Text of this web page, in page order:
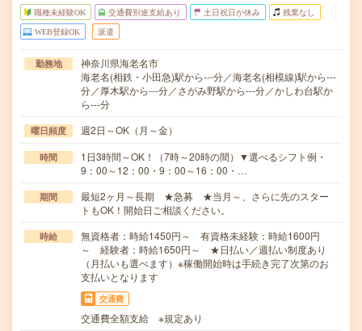
職種未経験OK 交通費別途支給あり 土日祝日が休み 残業なし
WEB登録OK 派遣
勤務地
神奈川県海老名市
海老名(相鉄・小田急)駅から---分／海老名(相模線)駅から---
分／厚木駅から---分／さがみ野駅から---分／かしわ台駅か
ら---分
曜日頻度 週2日～OK（月～金）
時間
1日3時間～OK！（7時～20時の間）▼選べるシフト例・
9：00～12：00・9：00～16：00・…
期間
最短2ヶ月～長期 ★急募 ★当月～、さらに先のスター
トもOK！開始日ご相談ください。
時給
無資格者：時給1450円～ 有資格未経験：時給1600円
～ 経験者：時給1650円～ ★日払い／週払い制度あり
（月払いも選べます）※稼働開始時は手続き完了次第のお
支払いとなります
交通費
交通費全額支給 ※規定あり